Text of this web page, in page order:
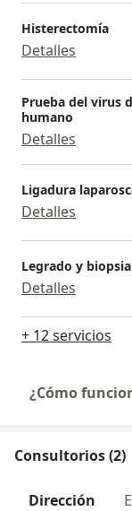
Histerectomía
Detalles
Prueba del virus
humano
Detalles
Ligadura
Detalles
Legrado y biopsia
Detalles
+ 12 servicios
¿Cómo
Consultorios (2)
Dirección